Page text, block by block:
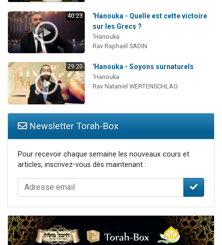
40:23
'Hanouka - Quelle est cette victoire
sur les Grecs ?
'Hanouka
Rav Raphaël SADIN
29:20 'Hanouka - Soyons surnaturels
'Hanouka
Rav Nataniel WERTENSCHLAG
Newsletter Torah-Box
Pour recevoir chaque semaine les nouveaux cours et
articles, inscrivez-vous dès maintenant :